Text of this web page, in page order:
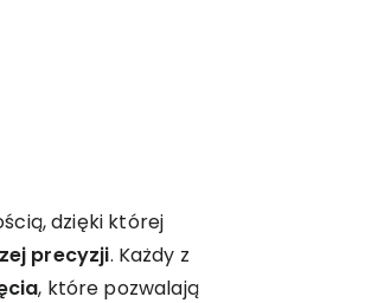
dzięki której
precyzji. Każdy z
, które pozwalają